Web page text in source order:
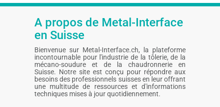
A propos de Metal-Interface
en Suisse
Bienvenue sur Metal-Interface.ch, la plateforme
incontournable pour l'industrie de la tôlerie, de la
mécano-soudure et de la chaudronnerie en
Suisse. Notre site est conçu pour répondre aux
besoins des professionnels suisses en leur offrant
une multitude de ressources et d'informations
techniques mises à jour quotidiennement.